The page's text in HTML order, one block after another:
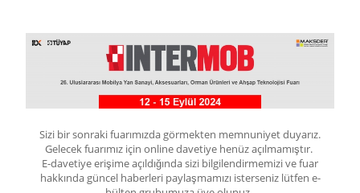
Sizi bir sonraki fuarımızda görmekten memnuniyet duyarız.
Gelecek fuarımız için online davetiye henüz açılmamıştır.
E-davetiye erişime açıldığında sizi bilgilendirmemizi ve fuar
hakkında güncel haberleri paylaşmamızı isterseniz lütfen e-